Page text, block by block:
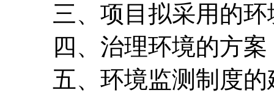
三、项目拟采用的环
四、治理环境的方案
五、环境监测制度的